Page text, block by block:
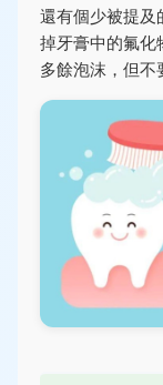
還有個少被提及
掉牙膏中的氟化
多餘泡沫，但不